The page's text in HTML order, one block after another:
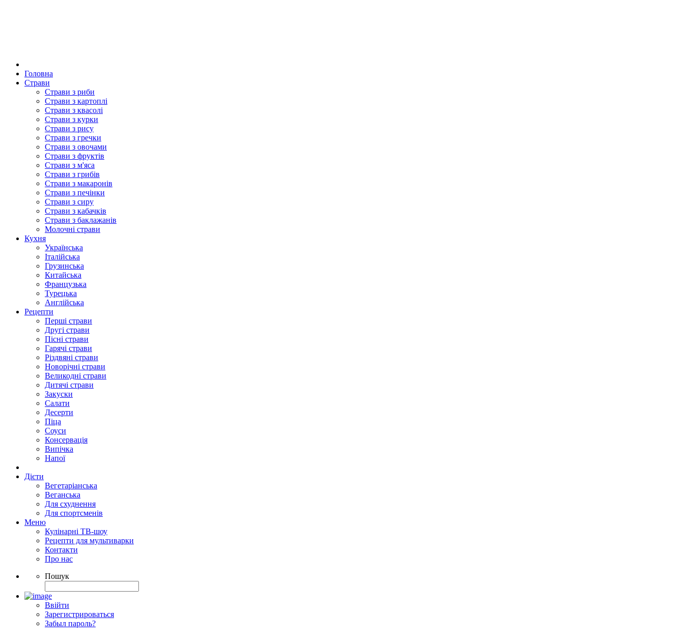
Головна
Страви
Страви з риби
Страви з картоплі
Страви з квасолі
Страви з курки
Страви з рису
Страви з гречки
Страви з овочами
Страви з фруктів
Страви з м'яса
Страви з грибів
Страви з макаронів
Страви з печінки
Страви з сиру
Страви з кабачків
Страви з баклажанів
Молочні страви
Кухня
Українська
Італійська
Грузинська
Китайська
Французька
Турецька
Англійська
Рецепти
Перші страви
Другі страви
Пісні страви
Гарячі страви
Різдвяні страви
Новорічні страви
Великодні страви
Дитячі страви
Закуски
Салати
Десерти
Піца
Соуси
Консервація
Випічка
Напої
Дієти
Вегетаріанська
Веганська
Для схуднення
Для спортсменів
Меню
Кулінарні ТВ-шоу
Рецепти для мультиварки
Контакти
Про нас
Пошук
Ввійти
Зарегистрироваться
Забыл пароль?